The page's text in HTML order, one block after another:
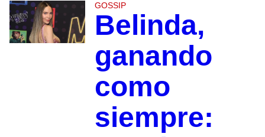
GOSSIP
Belinda,
ganando
como
siempre: